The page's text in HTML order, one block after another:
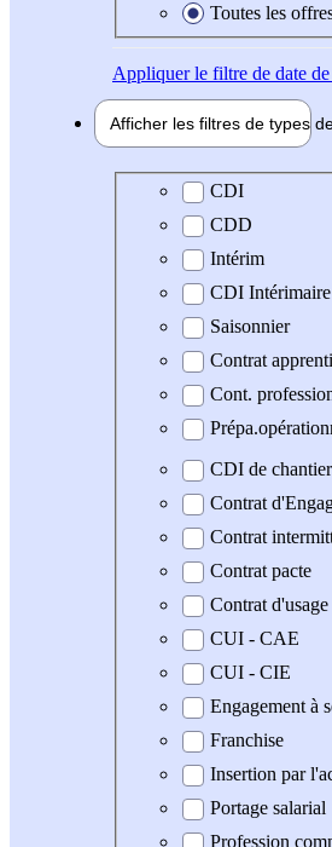
Toutes les
Appliquerle filtre de date
Afficher les filtres de types
Type de contrat
CDI
CDD
Intérim
CDI Intérimaire
Saisonnier
Contrat
Cont.
CDI de
Contrat
Contrat
Contrat pacte
Contrat d'usage
CUI - CAE
CUI - CIE
Engagement à
Franchise
Insertion par
Portage salarial
Profession